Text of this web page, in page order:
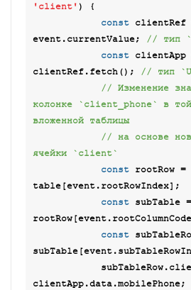
'client' ) {
const clientRef
event.currentValue; // тип
const clientApp
clientRef.fetch(); // тип
// Изменение
колонке `client_phone` в
вложенной таблицы
// на основе
ячейки `client`
const rootRow =
table[event.rootRowIndex];
const subTable =
const
clientApp.data.mobilePhone;